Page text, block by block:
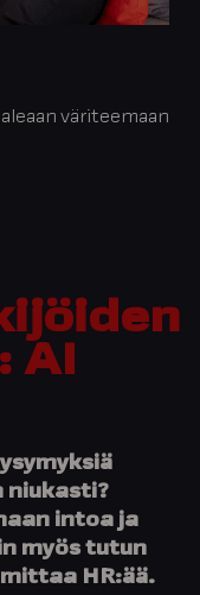
väriteemaan
AI
niukasti?
intoa ja
myös tutun
HR:ää.